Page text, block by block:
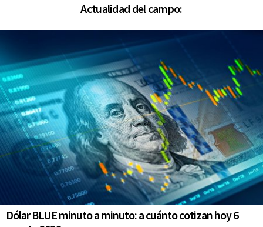
Actualidad del campo:
Dólar BLUE minuto a minuto: a cuánto cotizan hoy 6